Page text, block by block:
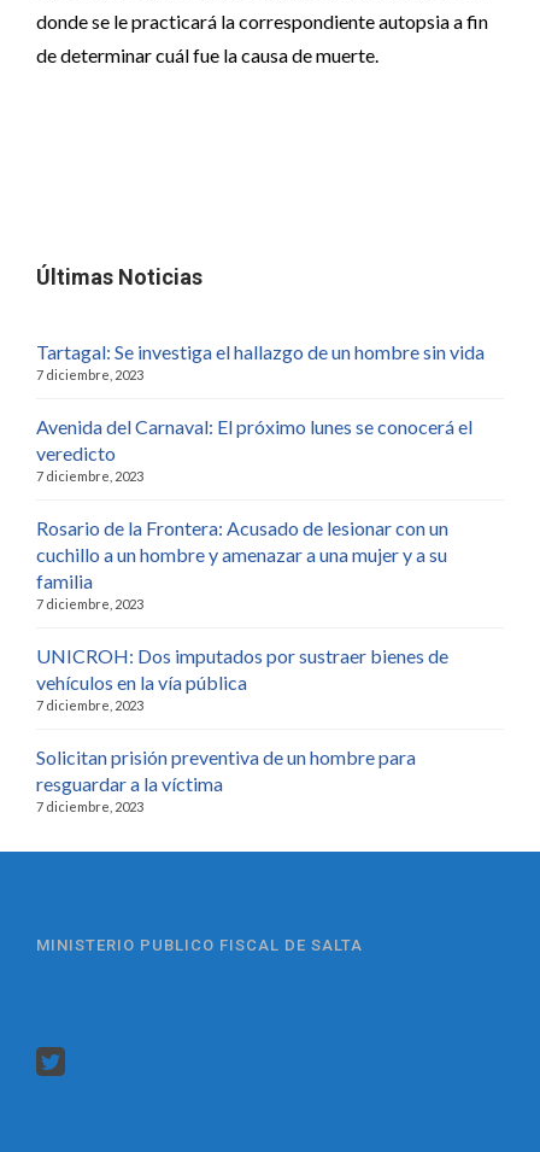
donde se le practicará la correspondiente autopsia a fin
de determinar cuál fue la causa de muerte.
Últimas Noticias
Tartagal: Se investiga el hallazgo de un hombre sin vida
7 diciembre, 2023
Avenida del Carnaval: El próximo lunes se conocerá el
veredicto
7 diciembre, 2023
Rosario de la Frontera: Acusado de lesionar con un
cuchillo a un hombre y amenazar a una mujer y a su
familia
7 diciembre, 2023
UNICROH: Dos imputados por sustraer bienes de
vehículos en la vía pública
7 diciembre, 2023
Solicitan prisión preventiva de un hombre para
resguardar a la víctima
7 diciembre, 2023
MINISTERIO PUBLICO FISCAL DE SALTA